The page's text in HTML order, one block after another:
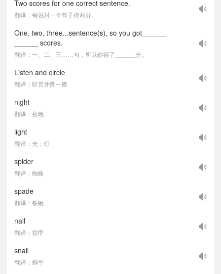
Two scores for one correct sentence.
翻译：每说对一个句子得两分。
One, two, three...sentence(s), so you got______
______ scores.
翻译：一、二、三……句，所以你得了______分。
Listen and circle
翻译：听音并圈一圈
night
翻译：夜晚
light
翻译：光；灯
spider
翻译：蜘蛛
spade
翻译：铁锹
nail
翻译：指甲
snail
翻译：蜗牛